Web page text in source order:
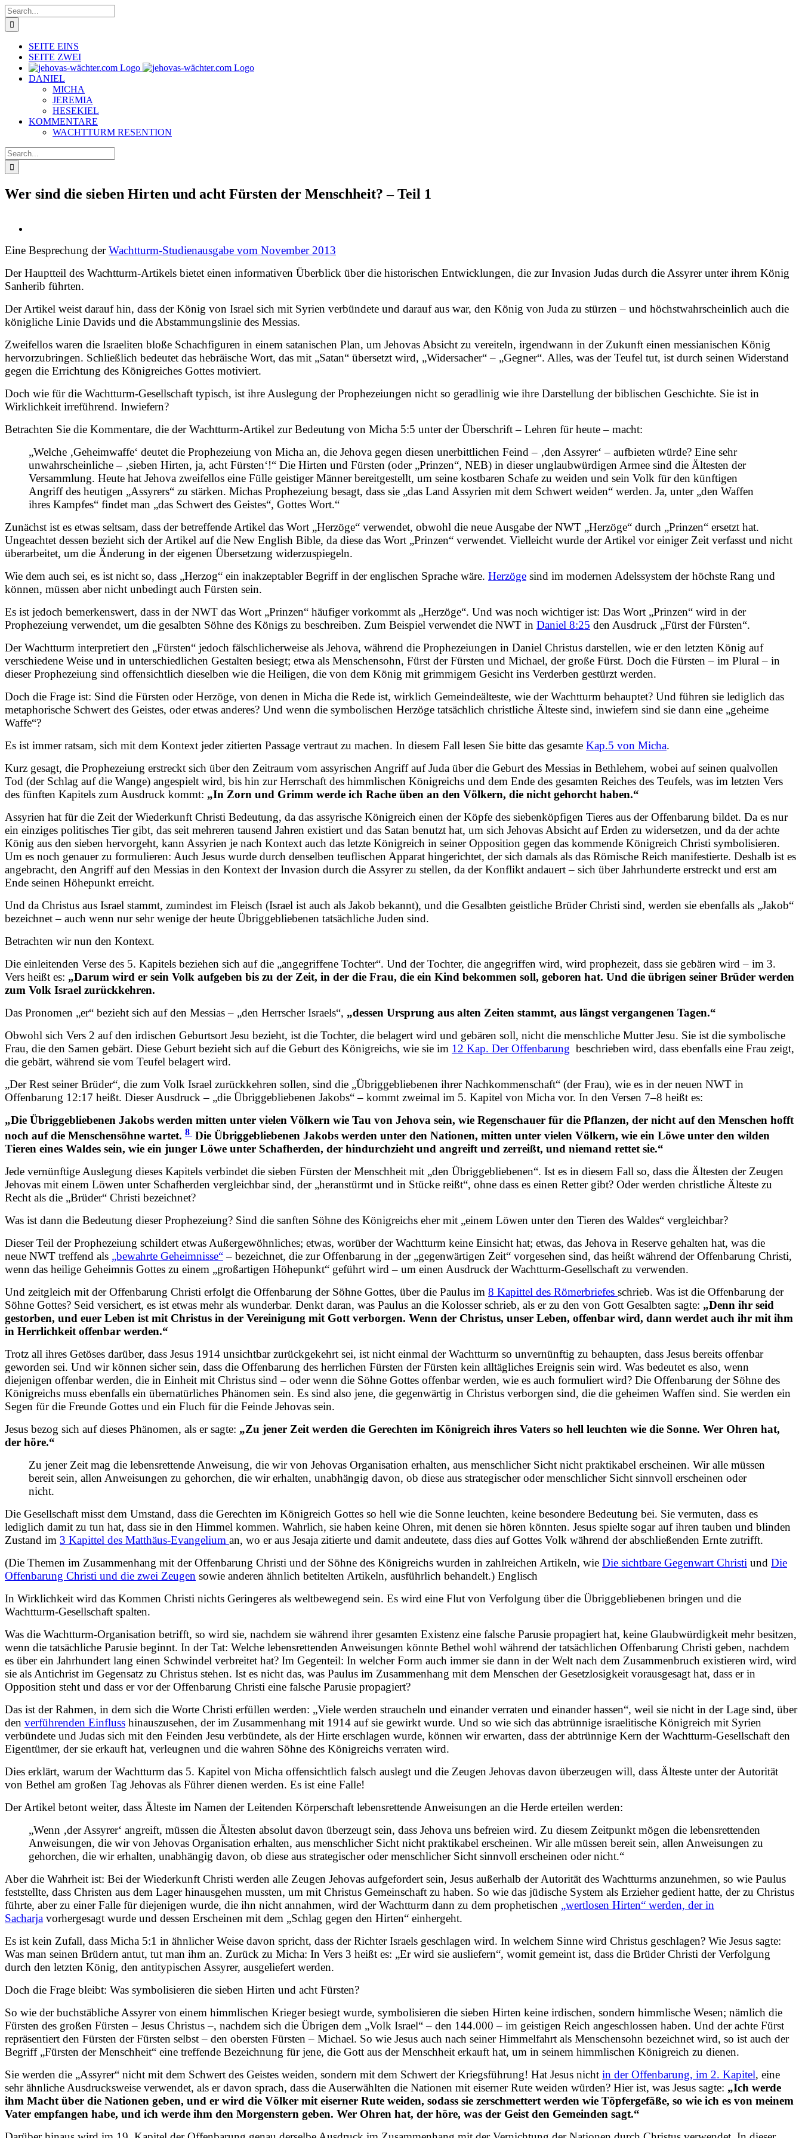
Skip
to
content
Search
for:
SEITE EINS
SEITE ZWEI
DANIEL
MICHA
JEREMIA
HESEKIEL
KOMMENTARE
WACHTTURM RESENTION
Search
for:
Wer sind die sieben Hirten und acht Fürsten der Menschheit? – Teil 1
Image
Eine Besprechung derWachtturm-Studienausgabe vom November 2013
Der Hauptteil des Wachtturm-Artikels bietet einen informativen Überblick über die historischen Entwicklungen, die zur Invasion Judas durch die Assyrer unter ihrem König
Sanherib führten.
Der Artikel weist darauf hin, dass der König von Israel sich mit Syrien verbündete und darauf aus war, den König von Juda zu stürzen – und höchstwahrscheinlich auch die
königliche Linie Davids und die Abstammungslinie des Messias.
Zweifellos waren die Israeliten bloße Schachfiguren in einem satanischen Plan, um Jehovas Absicht zu vereiteln, irgendwann in der Zukunft einen messianischen König
hervorzubringen. Schließlich bedeutet das hebräische Wort, das mit „Satan“ übersetzt wird, „Widersacher“ – „Gegner“. Alles, was der Teufel tut, ist durch seinen Widerstand
gegen die Errichtung des Königreiches Gottes motiviert.
Doch wie für die Wachtturm-Gesellschaft typisch, ist ihre Auslegung der Prophezeiungen nicht so geradlinig wie ihre Darstellung der biblischen Geschichte. Sie ist in
Wirklichkeit irreführend. Inwiefern?
Betrachten Sie die Kommentare, die der Wachtturm-Artikel zur Bedeutung von Micha 5:5 unter der Überschrift – Lehren für heute – macht:
„Welche ‚Geheimwaffe‘ deutet die Prophezeiung von Micha an, die Jehova gegen diesen unerbittlichen Feind – ‚den Assyrer‘ – aufbieten würde? Eine sehr
unwahrscheinliche – ‚sieben Hirten, ja, acht Fürsten‘!“ Die Hirten und Fürsten (oder „Prinzen“, NEB) in dieser unglaubwürdigen Armee sind die Ältesten der
Versammlung. Heute hat Jehova zweifellos eine Fülle geistiger Männer bereitgestellt, um seine kostbaren Schafe zu weiden und sein Volk für den künftigen
Angriff des heutigen „Assyrers“ zu stärken. Michas Prophezeiung besagt, dass sie „das Land Assyrien mit dem Schwert weiden“ werden. Ja, unter „den Waffen
ihres Kampfes“ findet man „das Schwert des Geistes“, Gottes Wort.“
Zunächst ist es etwas seltsam, dass der betreffende Artikel das Wort „Herzöge“ verwendet, obwohl die neue Ausgabe der NWT „Herzöge“ durch „Prinzen“ ersetzt hat.
Ungeachtet dessen bezieht sich der Artikel auf die New English Bible, da diese das Wort „Prinzen“ verwendet. Vielleicht wurde der Artikel vor einiger Zeit verfasst und nicht
überarbeitet, um die Änderung in der eigenen Übersetzung widerzuspiegeln.
Wie dem auch sei, es ist nicht so, dass „Herzog“ ein inakzeptabler Begriff in der englischen Sprache wäre. Herzöge sind im modernen Adelssystem der höchste Rang und
können, müssen aber nicht unbedingt auch Fürsten sein.
Es ist jedoch bemerkenswert, dass in der NWT das Wort „Prinzen“ häufiger vorkommt als „Herzöge“. Und was noch wichtiger ist: Das Wort „Prinzen“ wird in der
Prophezeiung verwendet, um die gesalbten Söhne des Königs zu beschreiben. Zum Beispiel verwendet die NWT in Daniel 8:25 den Ausdruck „Fürst der Fürsten“.
Der Wachtturm interpretiert den „Fürsten“ jedoch fälschlicherweise als Jehova, während die Prophezeiungen in Daniel Christus darstellen, wie er den letzten König auf
verschiedene Weise und in unterschiedlichen Gestalten besiegt; etwa als Menschensohn, Fürst der Fürsten und Michael, der große Fürst. Doch die Fürsten – im Plural – in
dieser Prophezeiung sind offensichtlich dieselben wie die Heiligen, die von dem König mit grimmigem Gesicht ins Verderben gestürzt werden.
Doch die Frage ist: Sind die Fürsten oder Herzöge, von denen in Micha die Rede ist, wirklich Gemeindeälteste, wie der Wachtturm behauptet? Und führen sie lediglich das
metaphorische Schwert des Geistes, oder etwas anderes? Und wenn die symbolischen Herzöge tatsächlich christliche Älteste sind, inwiefern sind sie dann eine „geheime
Waffe“?
Es ist immer ratsam, sich mit dem Kontext jeder zitierten Passage vertraut zu machen. In diesem Fall lesen Sie bitte das gesamte Kap.5 von Micha.
Kurz gesagt, die Prophezeiung erstreckt sich über den Zeitraum vom assyrischen Angriff auf Juda über die Geburt des Messias in Bethlehem, wobei auf seinen qualvollen
Tod (der Schlag auf die Wange) angespielt wird, bis hin zur Herrschaft des himmlischen Königreichs und dem Ende des gesamten Reiches des Teufels, was im letzten Vers
des fünften Kapitels zum Ausdruck kommt: „In Zorn und Grimm werde ich Rache üben an den Völkern, die nicht gehorcht haben.“
Assyrien hat für die Zeit der Wiederkunft Christi Bedeutung, da das assyrische Königreich einen der Köpfe des siebenköpfigen Tieres aus der Offenbarung bildet. Da es nur
ein einziges politisches Tier gibt, das seit mehreren tausend Jahren existiert und das Satan benutzt hat, um sich Jehovas Absicht auf Erden zu widersetzen, und da der achte
König aus den sieben hervorgeht, kann Assyrien je nach Kontext auch das letzte Königreich in seiner Opposition gegen das kommende Königreich Christi symbolisieren.
Um es noch genauer zu formulieren: Auch Jesus wurde durch denselben teuflischen Apparat hingerichtet, der sich damals als das Römische Reich manifestierte. Deshalb ist es
angebracht, den Angriff auf den Messias in den Kontext der Invasion durch die Assyrer zu stellen, da der Konflikt andauert – sich über Jahrhunderte erstreckt und erst am
Ende seinen Höhepunkt erreicht.
Und da Christus aus Israel stammt, zumindest im Fleisch (Israel ist auch als Jakob bekannt), und die Gesalbten geistliche Brüder Christi sind, werden sie ebenfalls als „Jakob“
bezeichnet – auch wenn nur sehr wenige der heute Übriggebliebenen tatsächliche Juden sind.
Betrachten wir nun den Kontext.
Die einleitenden Verse des 5. Kapitels beziehen sich auf die „angegriffene Tochter“. Und der Tochter, die angegriffen wird, wird prophezeit, dass sie gebären wird – im 3.
Vers heißt es: „Darum wird er sein Volk aufgeben bis zu der Zeit, in der die Frau, die ein Kind bekommen soll, geboren hat. Und die übrigen seiner Brüder werden
zum Volk Israel zurückkehren.
Das Pronomen „er“ bezieht sich auf den Messias – „den Herrscher Israels“, „dessen Ursprung aus alten Zeiten stammt, aus längst vergangenen Tagen.“
Obwohl sich Vers 2 auf den irdischen Geburtsort Jesu bezieht, ist die Tochter, die belagert wird und gebären soll, nicht die menschliche Mutter Jesu. Sie ist die symbolische
Frau, die den Samen gebärt. Diese Geburt bezieht sich auf die Geburt des Königreichs, wie sie im 12 Kap. Der Offenbarung beschrieben wird, dass ebenfalls eine Frau zeigt,
die gebärt, während sie vom Teufel belagert wird.
„Der Rest seiner Brüder“, die zum Volk Israel zurückkehren sollen, sind die „Übriggebliebenen ihrer Nachkommenschaft“ (der Frau), wie es in der neuen NWT in
Offenbarung 12:17 heißt. Dieser Ausdruck – „die Übriggebliebenen Jakobs“ – kommt zweimal im 5. Kapitel von Micha vor. In den Versen 7–8 heißt es:
„Die Übriggebliebenen Jakobs werden mitten unter vielen Völkern wie Tau von Jehova sein, wie Regenschauer für die Pflanzen, der nicht auf den Menschen hofft
noch auf die Menschensöhne wartet. 8 Die Übriggebliebenen Jakobs werden unter den Nationen, mitten unter vielen Völkern, wie ein Löwe unter den wilden
Tieren eines Waldes sein, wie ein junger Löwe unter Schafherden, der hindurchzieht und angreift und zerreißt, und niemand rettet sie.“
Jede vernünftige Auslegung dieses Kapitels verbindet die sieben Fürsten der Menschheit mit „den Übriggebliebenen“. Ist es in diesem Fall so, dass die Ältesten der Zeugen
Jehovas mit einem Löwen unter Schafherden vergleichbar sind, der „heranstürmt und in Stücke reißt“, ohne dass es einen Retter gibt? Oder werden christliche Älteste zu
Recht als die „Brüder“ Christi bezeichnet?
Was ist dann die Bedeutung dieser Prophezeiung? Sind die sanften Söhne des Königreichs eher mit „einem Löwen unter den Tieren des Waldes“ vergleichbar?
Dieser Teil der Prophezeiung schildert etwas Außergewöhnliches; etwas, worüber der Wachtturm keine Einsicht hat; etwas, das Jehova in Reserve gehalten hat, was die
neue NWT treffend als „bewahrte Geheimnisse“– bezeichnet, die zur Offenbarung in der „gegenwärtigen Zeit“ vorgesehen sind, das heißt während der Offenbarung Christi,
wenn das heilige Geheimnis Gottes zu einem „großartigen Höhepunkt“ geführt wird – um einen Ausdruck der Wachtturm-Gesellschaft zu verwenden.
Und zeitgleich mit der Offenbarung Christi erfolgt die Offenbarung der Söhne Gottes, über die Paulus im 8 Kapittel des Römerbriefes schrieb. Was ist die Offenbarung der
Söhne Gottes? Seid versichert, es ist etwas mehr als wunderbar. Denkt daran, was Paulus an die Kolosser schrieb, als er zu den von Gott Gesalbten sagte: „Denn ihr seid
gestorben, und euer Leben ist mit Christus in der Vereinigung mit Gott verborgen. Wenn der Christus, unser Leben, offenbar wird, dann werdet auch ihr mit ihm
in Herrlichkeit offenbar werden.“
Trotz all ihres Getöses darüber, dass Jesus 1914 unsichtbar zurückgekehrt sei, ist nicht einmal der Wachtturm so unvernünftig zu behaupten, dass Jesus bereits offenbar
geworden sei. Und wir können sicher sein, dass die Offenbarung des herrlichen Fürsten der Fürsten kein alltägliches Ereignis sein wird. Was bedeutet es also, wenn
diejenigen offenbar werden, die in Einheit mit Christus sind – oder wenn die Söhne Gottes offenbar werden, wie es auch formuliert wird? Die Offenbarung der Söhne des
Königreichs muss ebenfalls ein übernatürliches Phänomen sein. Es sind also jene, die gegenwärtig in Christus verborgen sind, die die geheimen Waffen sind. Sie werden ein
Segen für die Freunde Gottes und ein Fluch für die Feinde Jehovas sein.
Jesus bezog sich auf dieses Phänomen, als er sagte: „Zu jener Zeit werden die Gerechten im Königreich ihres Vaters so hell leuchten wie die Sonne. Wer Ohren hat,
der höre.“
Zu jener Zeit mag die lebensrettende Anweisung, die wir von Jehovas Organisation erhalten, aus menschlicher Sicht nicht praktikabel erscheinen. Wir alle müssen
bereit sein, allen Anweisungen zu gehorchen, die wir erhalten, unabhängig davon, ob diese aus strategischer oder menschlicher Sicht sinnvoll erscheinen oder
nicht.
Die Gesellschaft misst dem Umstand, dass die Gerechten im Königreich Gottes so hell wie die Sonne leuchten, keine besondere Bedeutung bei. Sie vermuten, dass es
lediglich damit zu tun hat, dass sie in den Himmel kommen. Wahrlich, sie haben keine Ohren, mit denen sie hören könnten. Jesus spielte sogar auf ihren tauben und blinden
Zustand im 3 Kapittel des Matthäus-Evangelium an, wo er aus Jesaja zitierte und damit andeutete, dass dies auf Gottes Volk während der abschließenden Ernte zutrifft.
(Die Themen im Zusammenhang mit der Offenbarung Christi und der Söhne des Königreichs wurden in zahlreichen Artikeln, wie Die sichtbare Gegenwart Christi und Die
Offenbarung Christi und die zwei Zeugen sowie anderen ähnlich betitelten Artikeln, ausführlich behandelt.) Englisch
In Wirklichkeit wird das Kommen Christi nichts Geringeres als weltbewegend sein. Es wird eine Flut von Verfolgung über die Übriggebliebenen bringen und die
Wachtturm-Gesellschaft spalten.
Was die Wachtturm-Organisation betrifft, so wird sie, nachdem sie während ihrer gesamten Existenz eine falsche Parusie propagiert hat, keine Glaubwürdigkeit mehr besitzen,
wenn die tatsächliche Parusie beginnt. In der Tat: Welche lebensrettenden Anweisungen könnte Bethel wohl während der tatsächlichen Offenbarung Christi geben, nachdem
es über ein Jahrhundert lang einen Schwindel verbreitet hat? Im Gegenteil: In welcher Form auch immer sie dann in der Welt nach dem Zusammenbruch existieren wird, wird
sie als Antichrist im Gegensatz zu Christus stehen. Ist es nicht das, was Paulus im Zusammenhang mit dem Menschen der Gesetzlosigkeit vorausgesagt hat, dass er in
Opposition steht und dass er vor der Offenbarung Christi eine falsche Parusie propagiert?
Das ist der Rahmen, in dem sich die Worte Christi erfüllen werden: „Viele werden straucheln und einander verraten und einander hassen“, weil sie nicht in der Lage sind, über
den verführenden Einfluss hinauszusehen, der im Zusammenhang mit 1914 auf sie gewirkt wurde. Und so wie sich das abtrünnige israelitische Königreich mit Syrien
verbündete und Judas sich mit den Feinden Jesu verbündete, als der Hirte erschlagen wurde, können wir erwarten, dass der abtrünnige Kern der Wachtturm-Gesellschaft den
Eigentümer, der sie erkauft hat, verleugnen und die wahren Söhne des Königreichs verraten wird.
Dies erklärt, warum der Wachtturm das 5. Kapitel von Micha offensichtlich falsch auslegt und die Zeugen Jehovas davon überzeugen will, dass Älteste unter der Autorität
von Bethel am großen Tag Jehovas als Führer dienen werden. Es ist eine Falle!
Der Artikel betont weiter, dass Älteste im Namen der Leitenden Körperschaft lebensrettende Anweisungen an die Herde erteilen werden:
„Wenn ‚der Assyrer‘ angreift, müssen die Ältesten absolut davon überzeugt sein, dass Jehova uns befreien wird. Zu diesem Zeitpunkt mögen die lebensrettenden
Anweisungen, die wir von Jehovas Organisation erhalten, aus menschlicher Sicht nicht praktikabel erscheinen. Wir alle müssen bereit sein, allen Anweisungen zu
gehorchen, die wir erhalten, unabhängig davon, ob diese aus strategischer oder menschlicher Sicht sinnvoll erscheinen oder nicht.“
Aber die Wahrheit ist: Bei der Wiederkunft Christi werden alle Zeugen Jehovas aufgefordert sein, Jesus außerhalb der Autorität des Wachtturms anzunehmen, so wie Paulus
feststellte, dass Christen aus dem Lager hinausgehen mussten, um mit Christus Gemeinschaft zu haben. So wie das jüdische System als Erzieher gedient hatte, der zu Christus
führte, aber zu einer Falle für diejenigen wurde, die ihn nicht annahmen, wird der Wachtturm dann zu dem prophetischen „wertlosen Hirten“ werden, der in
Sacharja vorhergesagt wurde und dessen Erscheinen mit dem „Schlag gegen den Hirten“ einhergeht.
Es ist kein Zufall, dass Micha 5:1 in ähnlicher Weise davon spricht, dass der Richter Israels geschlagen wird. In welchem Sinne wird Christus geschlagen? Wie Jesus sagte:
Was man seinen Brüdern antut, tut man ihm an. Zurück zu Micha: In Vers 3 heißt es: „Er wird sie ausliefern“, womit gemeint ist, dass die Brüder Christi der Verfolgung
durch den letzten König, den antitypischen Assyrer, ausgeliefert werden.
Doch die Frage bleibt: Was symbolisieren die sieben Hirten und acht Fürsten?
So wie der buchstäbliche Assyrer von einem himmlischen Krieger besiegt wurde, symbolisieren die sieben Hirten keine irdischen, sondern himmlische Wesen; nämlich die
Fürsten des großen Fürsten – Jesus Christus –, nachdem sich die Übrigen dem „Volk Israel“ – den 144.000 – im geistigen Reich angeschlossen haben. Und der achte Fürst
repräsentiert den Fürsten der Fürsten selbst – den obersten Fürsten – Michael. So wie Jesus auch nach seiner Himmelfahrt als Menschensohn bezeichnet wird, so ist auch der
Begriff „Fürsten der Menschheit“ eine treffende Bezeichnung für jene, die Gott aus der Menschheit erkauft hat, um in seinem himmlischen Königreich zu dienen.
Sie werden die „Assyrer“ nicht mit dem Schwert des Geistes weiden, sondern mit dem Schwert der Kriegsführung! Hat Jesus nicht in der Offenbarung, im 2. Kapitel, eine
sehr ähnliche Ausdrucksweise verwendet, als er davon sprach, dass die Auserwählten die Nationen mit eiserner Rute weiden würden? Hier ist, was Jesus sagte: „Ich werde
ihm Macht über die Nationen geben, und er wird die Völker mit eiserner Rute weiden, sodass sie zerschmettert werden wie Töpfergefäße, so wie ich es von meinem
Vater empfangen habe, und ich werde ihm den Morgenstern geben. Wer Ohren hat, der höre, was der Geist den Gemeinden sagt.“